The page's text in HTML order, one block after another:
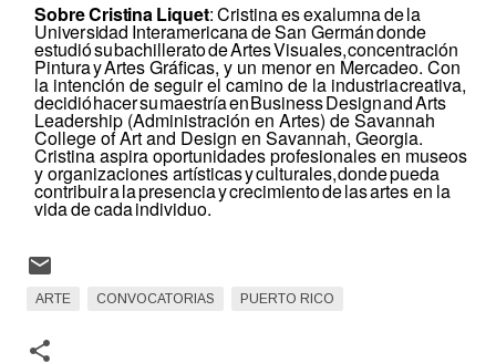
SobreCristinaLiquet:Cristinaesexalumnadela
Universidad InteramericanadeSanGermándonde
estudiósubachilleratodeArtesVisuales,concentración
PinturayArtes Gráficas, y un menor en Mercadeo. Con
la intención de seguir el camino de la industriacreativa,
decidióhacersumaestríaenBusinessDesignandArts
Leadership (Administración en Artes) de Savannah
College of Art and Design en Savannah, Georgia.
Cristina aspira oportunidades profesionales en museos
y organizaciones artísticasyculturales,dondepueda
contribuiralapresenciaycrecimientodelasartes en la
vidadecadaindividuo.
ARTE CONVOCATORIAS PUERTO RICO